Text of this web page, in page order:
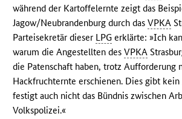
während der Kartoffelernte zeigt das
Jagow/Neubrandenburg durch dasVPKA
Parteisekretär dieser LPG erklärte: »Ich
warum die Angestellten desVPKA
die Patenschaft haben, trotz Aufforderung
Hackfruchternte erschienen. Dies gibt
festigt auch nicht das Bündnis zwischen
Volkspolizei.«